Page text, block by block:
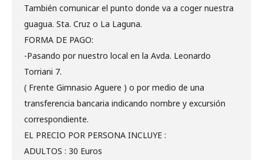
También comunicar el punto donde va a coger nuestra
guagua. Sta. Cruz o La Laguna.
FORMA DE PAGO:
-Pasando por nuestro local en la Avda. Leonardo
Torriani 7.
( Frente Gimnasio Aguere ) o por medio de una
transferencia bancaria indicando nombre y excursión
correspondiente.
EL PRECIO POR PERSONA INCLUYE :
ADULTOS : 30 Euros